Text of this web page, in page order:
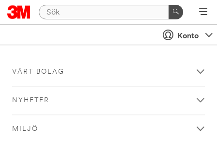
Konto
VÅRT BOLAG
NYHETER
MILJÖ